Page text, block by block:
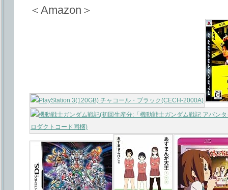
＜Amazon＞